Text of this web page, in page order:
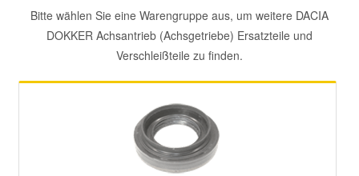
Bitte wählen Sie eine Warengruppe aus, um weitere DACIA
DOKKER Achsantrieb (Achsgetriebe) Ersatzteile und
Verschleißteile zu finden.
Mazda Ersatzteile